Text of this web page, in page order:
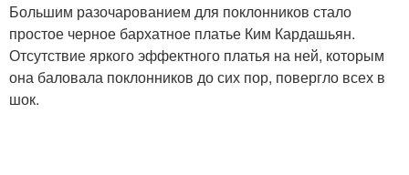
Большим разочарованием для поклонников стало
простое черное бархатное платье Ким Кардашьян.
Отсутствие яркого эффектного платья на ней, которым
она баловала поклонников до сих пор, повергло всех в
шок.